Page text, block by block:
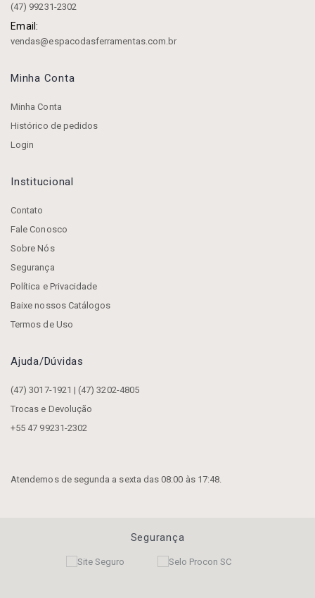
(47) 99231-2302
Email:
vendas@espacodasferramentas.com.br
Minha Conta
Minha Conta
Histórico de pedidos
Login
Institucional
Contato
Fale Conosco
Sobre Nós
Segurança
Política e Privacidade
Baixe nossos Catálogos
Termos de Uso
Ajuda/dúvidas
(47) 3017-1921 | (47) 3202-4805
Trocas e Devolução
+55 47 99231-2302
Atendemos de segunda a sexta das 08:00 às 17:48.
Segurança